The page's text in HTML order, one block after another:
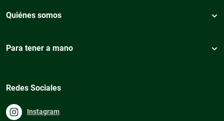
Quiénes somos
Para tener a mano
Redes Sociales
Instagram